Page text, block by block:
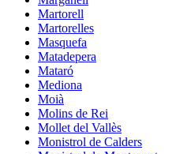
Martorell
Martorelles
Masquefa
Matadepera
Mataró
Mediona
Moià
Molins de Rei
Mollet del Vallès
Monistrol de Calders